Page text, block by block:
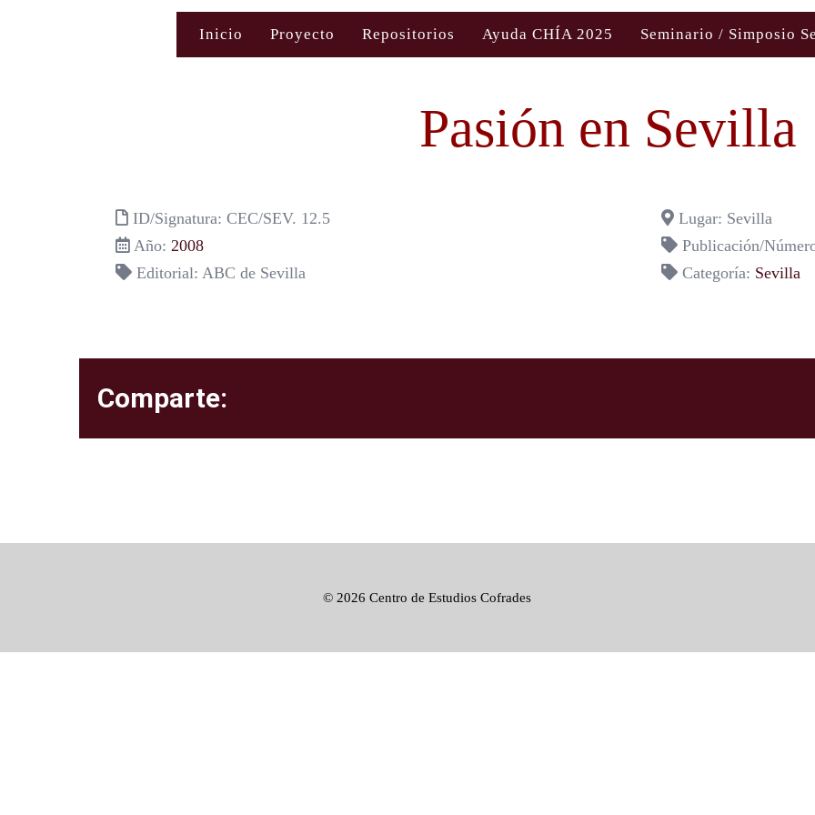
Inicio Proyecto Repositorios Ayuda CHÍA 2025 Seminario / Simposio
Pasión en Sevilla
ID/Signatura: CEC/SEV. 12.5
Año: 2008
Editorial: ABC de Sevilla
Lugar: Sevilla
Publicación/
Categoría: Sevilla
Comparte:
© 2026 Centro de Estudios Cofrades